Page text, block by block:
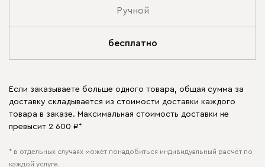
Ручной
бесплатно
Если заказываете больше одного товара, общая сумма за
доставку складывается из стоимости доставки каждого
товара в заказе. Максимальная стоимость доставки не
превысит 2 600 ₽*
* в отдельных случаях может понадобиться индивидуальный расчёт по
каждой услуге.